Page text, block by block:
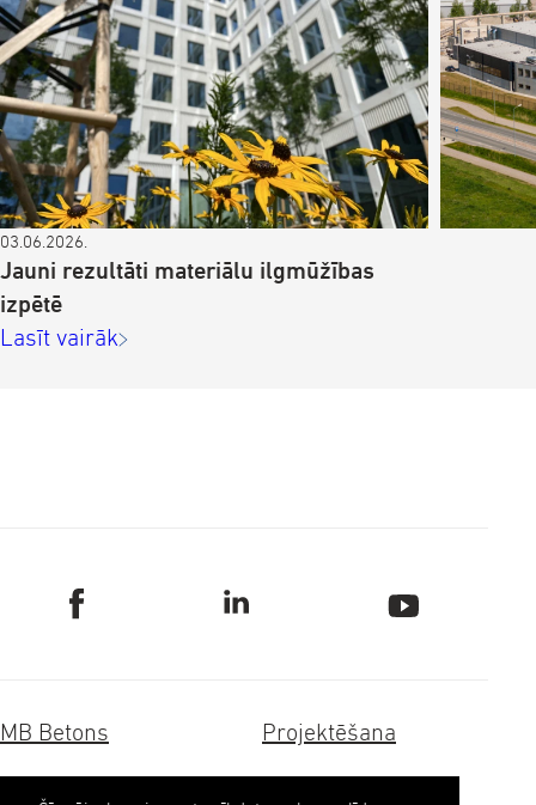
03.06.2026.
Jauni rezultāti materiālu ilgmūžības
izpētē
Lasīt vairāk
MB Betons Projektēšana